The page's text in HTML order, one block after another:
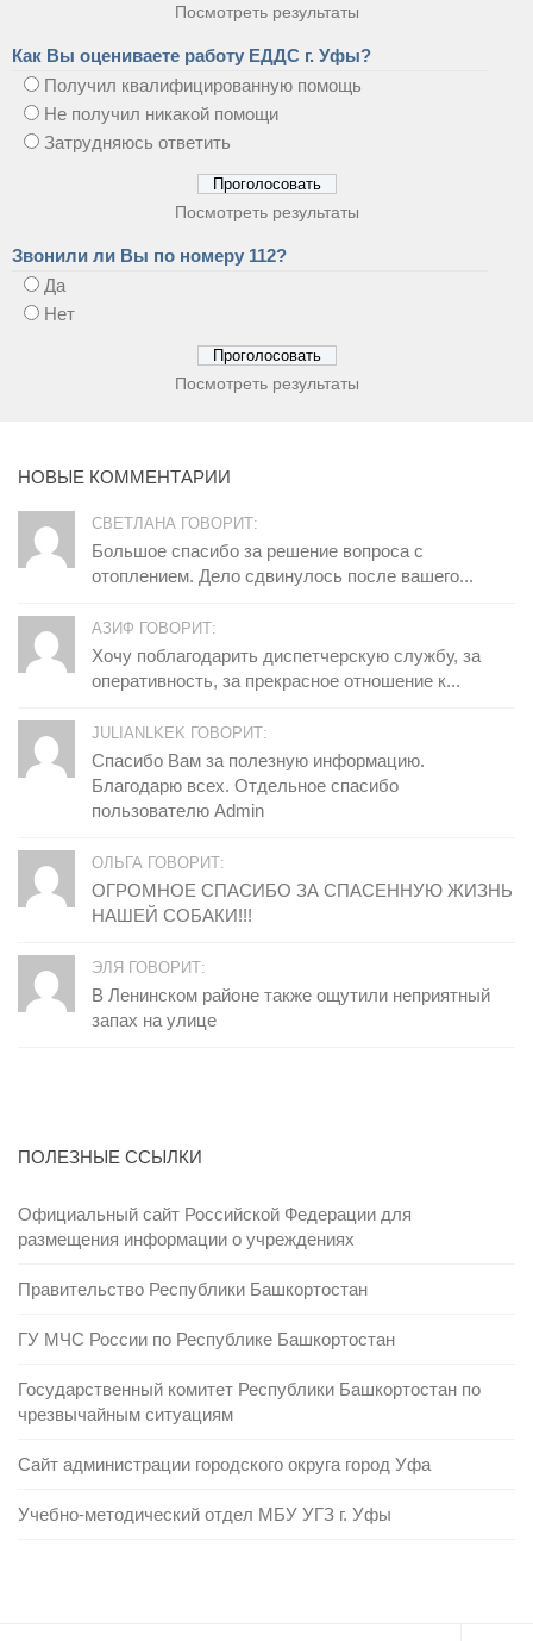
Посмотреть результаты
Как Вы оцениваете работу ЕДДС г. Уфы?
Получил квалифицированную помощь
Не получил никакой помощи
Затрудняюсь ответить
Посмотреть результаты
Звонили ли Вы по номеру 112?
Да
Нет
Посмотреть результаты
НОВЫЕ КОММЕНТАРИИ
СВЕТЛАНА ГОВОРИТ:
Большое спасибо за решение вопроса с
отоплением. Дело сдвинулось после вашего...
АЗИФ ГОВОРИТ:
Хочу поблагодарить диспетчерскую службу, за
оперативность, за прекрасное отношение к...
JULIANLKEK ГОВОРИТ:
Спасибо Вам за полезную информацию.
Благодарю всех. Отдельное спасибо
пользователю Admin
ОЛЬГА ГОВОРИТ:
ОГРОМНОЕ СПАСИБО ЗА СПАСЕННУЮ ЖИЗНЬ
НАШЕЙ СОБАКИ!!!
ЭЛЯ ГОВОРИТ:
В Ленинском районе также ощутили неприятный
запах на улице
ПОЛЕЗНЫЕ ССЫЛКИ
Официальный сайт Российской Федерации для
размещения информации о учреждениях
Правительство Республики Башкортостан
ГУ МЧС России по Республике Башкортостан
Государственный комитет Республики Башкортостан по
чрезвычайным ситуациям
Сайт администрации городского округа город Уфа
Учебно-методический отдел МБУ УГЗ г. Уфы